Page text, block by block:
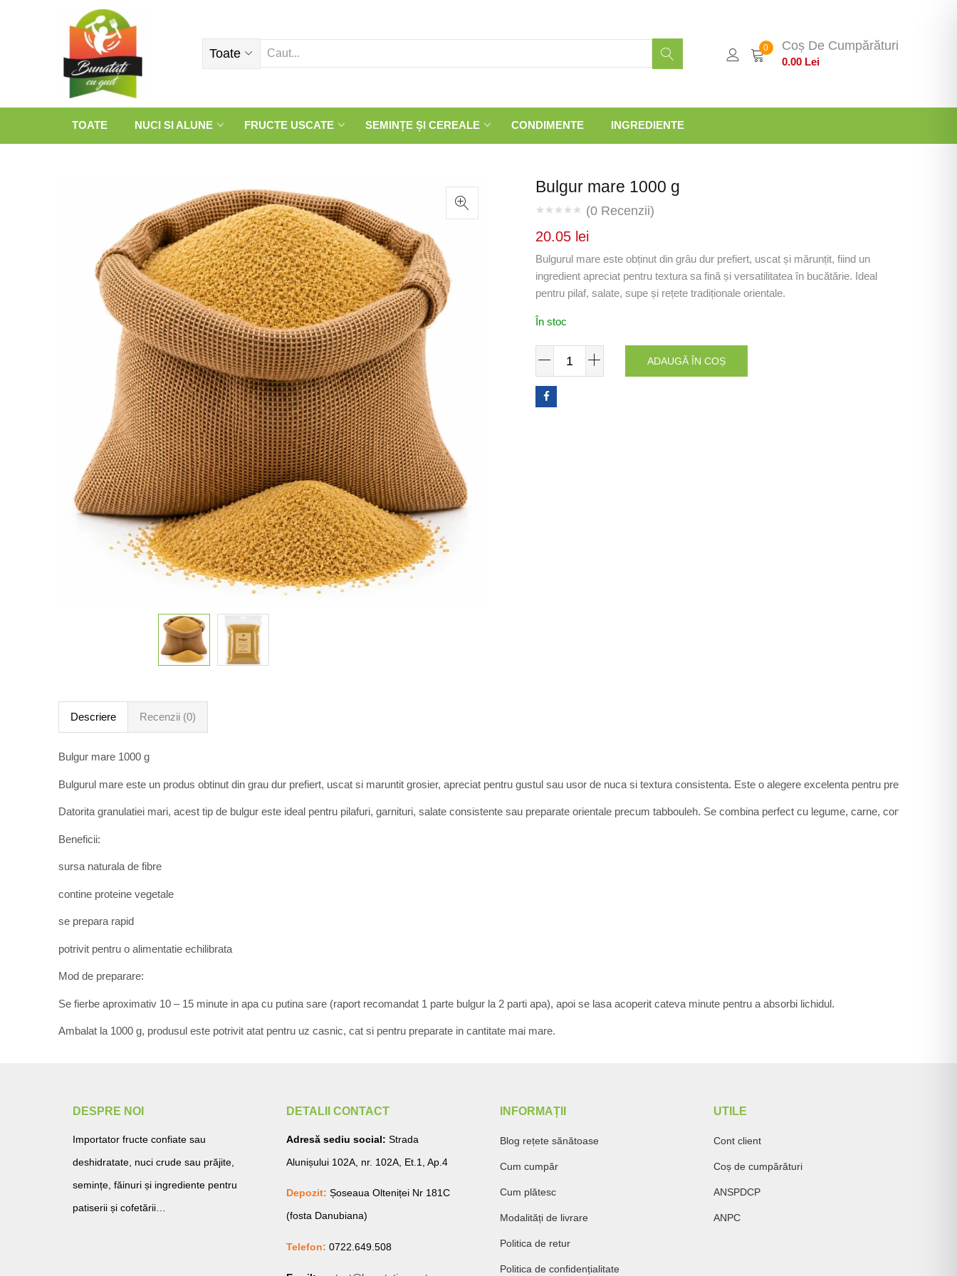
Toate 0 Coș De Cumpărături
0.00 Lei
TOATE NUCI SI ALUNE FRUCTE USCATE SEMINȚE ȘI CEREALE CONDIMENTE INGREDIENTE
Bulgur mare 1000 g
(0 Recenzii)
20.05 lei
Bulgurul mare este obținut din grâu dur prefiert, uscat și mărunțit, fiind un
ingredient apreciat pentru textura sa fină și versatilitatea în bucătărie. Ideal
pentru pilaf, salate, supe și rețete tradiționale orientale.
În stoc
ADAUGĂ ÎN COȘ
Descriere Recenzii (0)
Bulgur mare 1000 g
Bulgurul mare este un produs obtinut din grau dur prefiert, uscat si maruntit grosier, apreciat pentru gustul sau usor de nuca si textura consistenta. Este o alegere excelenta pentru preparate
Datorita granulatiei mari, acest tip de bulgur este ideal pentru pilafuri, garnituri, salate consistente sau preparate orientale precum tabbouleh. Se combina perfect cu legume, carne, condimente si
Beneficii:
sursa naturala de fibre
contine proteine vegetale
se prepara rapid
potrivit pentru o alimentatie echilibrata
Mod de preparare:
Se fierbe aproximativ 10 – 15 minute in apa cu putina sare (raport recomandat 1 parte bulgur la 2 parti apa), apoi se lasa acoperit cateva minute pentru a absorbi lichidul.
Ambalat la 1000 g, produsul este potrivit atat pentru uz casnic, cat si pentru preparate in cantitate mai mare.
DESPRE NOI
Importator fructe confiate sau
deshidratate, nuci crude sau prăjite,
semințe, făinuri și ingrediente pentru
patiserii și cofetării…
DETALII CONTACT
Adresă sediu social: Strada
Alunișului 102A, nr. 102A, Et.1, Ap.4
Depozit: Șoseaua Olteniței Nr 181C
(fosta Danubiana)
Telefon: 0722.649.508
INFORMAȚII
Blog rețete sănătoase
Cum cumpăr
Cum plătesc
Modalități de livrare
Politica de retur
Politica de confidențialitate
UTILE
Cont client
Coș de cumpărături
ANSPDCP
ANPC